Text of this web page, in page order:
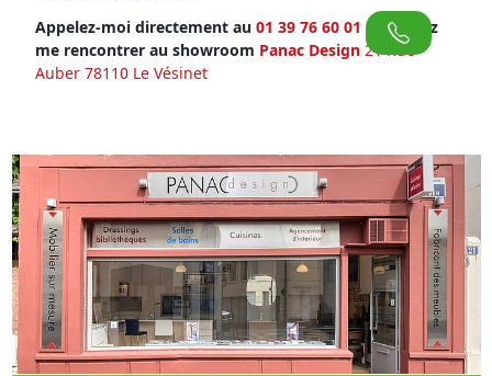
Appelez-moi directement au 01 39 76 60 01 ou venez
me rencontrer au showroom Panac Design 21 Rue
Auber 78110 Le Vésinet